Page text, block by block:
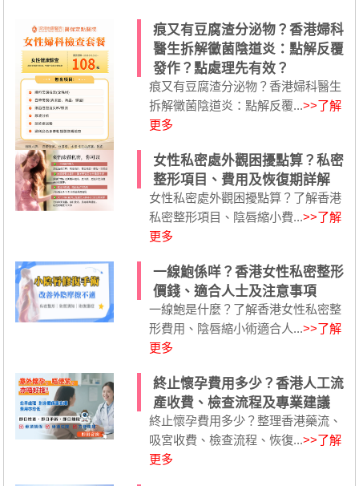
痕又有豆腐渣分泌物？香港婦科
醫生拆解黴菌陰道炎：點解反覆
發作？點處理先有效？
痕又有豆腐渣分泌物？香港婦科醫生
拆解黴菌陰道炎：點解反覆...>>了解
更多
女性私密處外觀困擾點算？私密
整形項目、費用及恢復期詳解
女性私密處外觀困擾點算？了解香港
私密整形項目、陰唇縮小費...>>了解
更多
一線鮑係咩？香港女性私密整形
價錢、適合人士及注意事項
一線鮑是什麼？了解香港女性私密整
形費用、陰唇縮小術適合人...>>了解
更多
終止懷孕費用多少？香港人工流
產收費、檢查流程及專業建議
終止懷孕費用多少？整理香港藥流、
吸宮收費、檢查流程、恢復...>>了解
更多